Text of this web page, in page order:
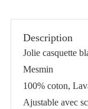
blanche
Description
Jolie casquette
Mesmin
100% coton,
Ajustable avec